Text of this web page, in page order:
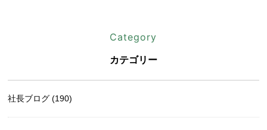
Category
カテゴリー
社長ブログ (190)